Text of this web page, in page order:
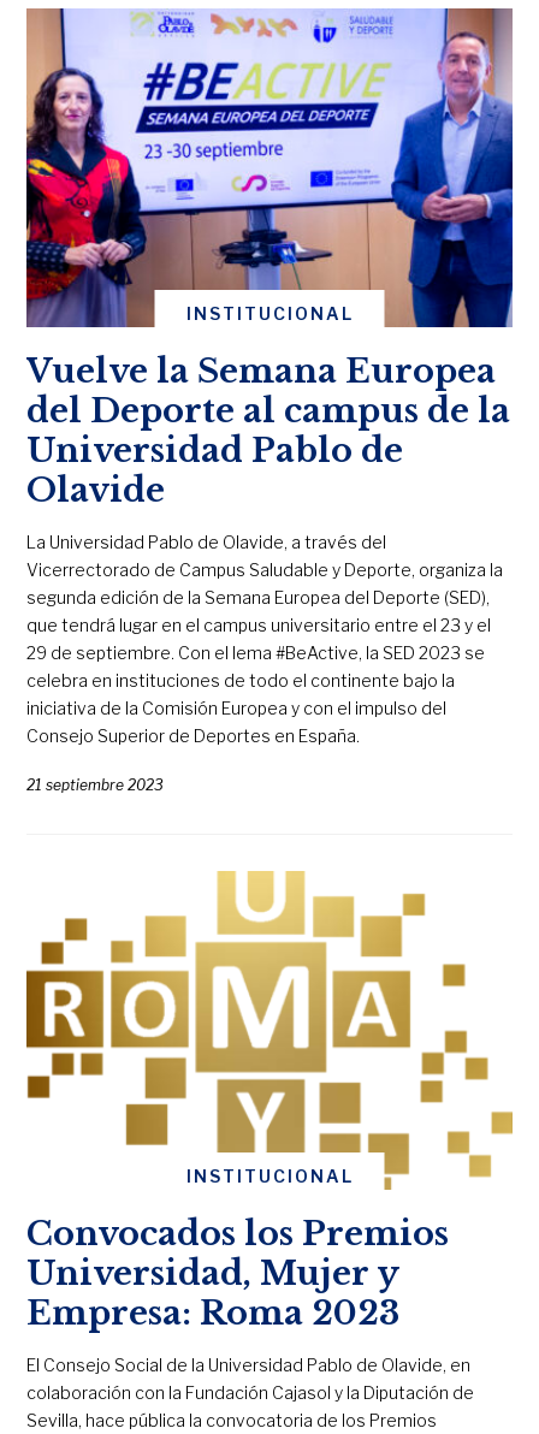
INSTITUCIONAL
Vuelve la Semana Europea
del Deporte al campus de la
Universidad Pablo de
Olavide
La Universidad Pablo de Olavide, a través del
Vicerrectorado de Campus Saludable y Deporte, organiza la
segunda edición de la Semana Europea del Deporte (SED),
que tendrá lugar en el campus universitario entre el 23 y el
29 de septiembre. Con el lema #BeActive, la SED 2023 se
celebra en instituciones de todo el continente bajo la
iniciativa de la Comisión Europea y con el impulso del
Consejo Superior de Deportes en España.
21 septiembre 2023
INSTITUCIONAL
Convocados los Premios
Universidad, Mujer y
Empresa: Roma 2023
El Consejo Social de la Universidad Pablo de Olavide, en
colaboración con la Fundación Cajasol y la Diputación de
Sevilla, hace pública la convocatoria de los Premios